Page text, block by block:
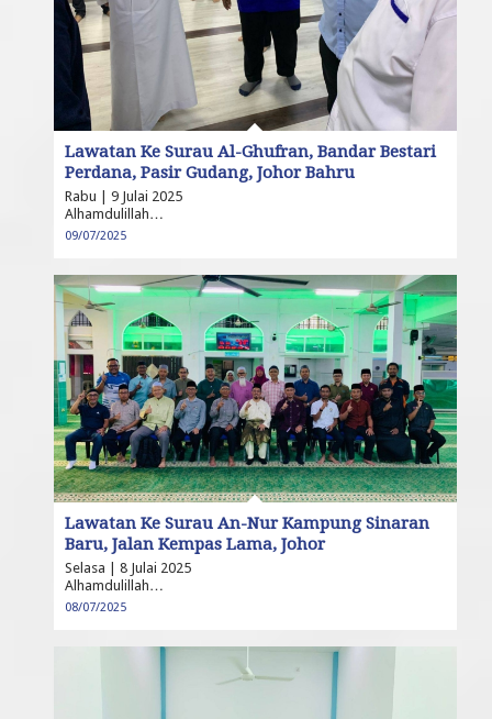
Lawatan Ke Surau Al-Ghufran, Bandar Bestari
Perdana, Pasir Gudang, Johor Bahru
Rabu | 9 Julai 2025
Alhamdulillah…
09/07/2025
Lawatan Ke Surau An-Nur Kampung Sinaran
Baru, Jalan Kempas Lama, Johor
Selasa | 8 Julai 2025
Alhamdulillah…
08/07/2025